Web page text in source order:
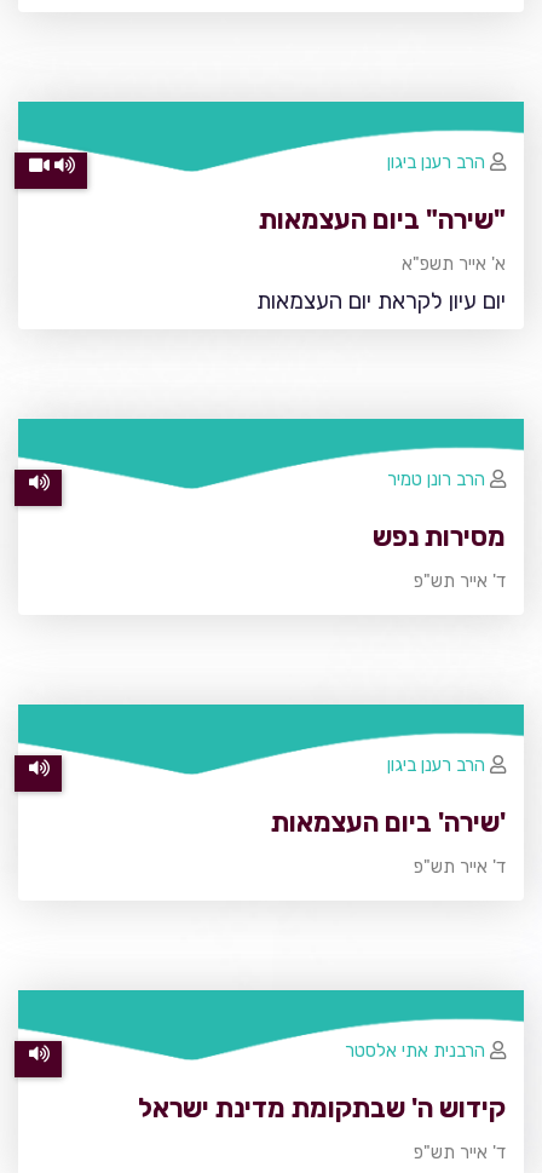
"שירה" ביום העצמאות
א' אייר תשפ"א
יום עיון לקראת יום העצמאות
הרב רענן ביגון
מסירות נפש
ד' אייר תש"פ
הרב רונן טמיר
'שירה' ביום העצמאות
ד' אייר תש"פ
הרב רענן ביגון
קידוש ה' שבתקומת מדינת ישראל
ד' אייר תש"פ
הרבנית אתי אלסטר